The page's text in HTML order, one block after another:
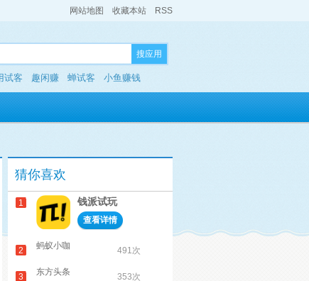
网站地图 收藏本站 RSS
搜应用
试客 趣闲赚 蝉试客 小鱼赚钱
猜你喜欢
1 钱派试玩
查看详情
2 蚂蚁小咖 491次
3 东方头条 353次